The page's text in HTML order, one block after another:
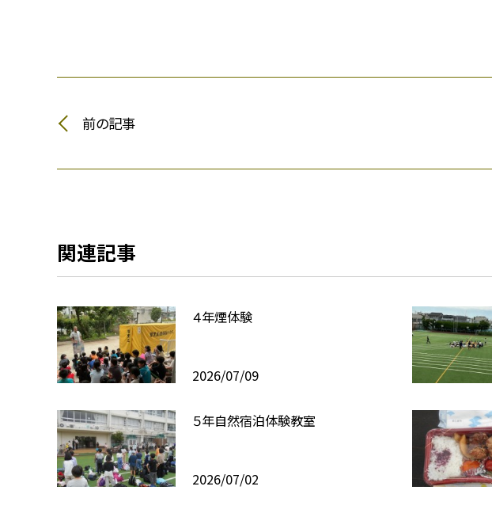
前の記事
関連記事
４年煙体験
2026/07/09
５年自然宿泊体験教室
2026/07/02